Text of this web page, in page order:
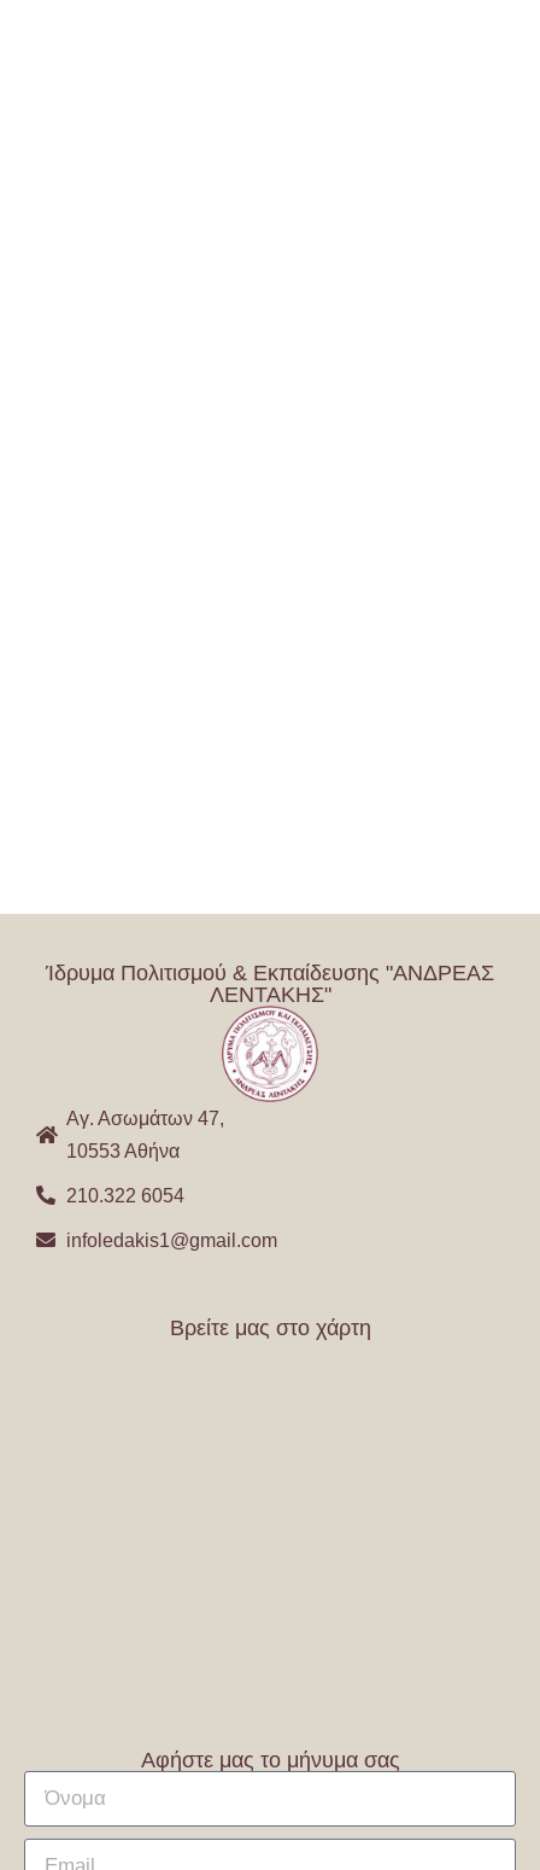
Ίδρυμα Πολιτισμού & Εκπαίδευσης "ΑΝΔΡΕΑΣ
ΛΕΝΤΑΚΗΣ"
Αγ. Ασωμάτων 47,
10553 Αθήνα
210.322 6054
infoledakis1@gmail.com
Βρείτε μας στο χάρτη
Αφήστε μας το μήνυμα σας